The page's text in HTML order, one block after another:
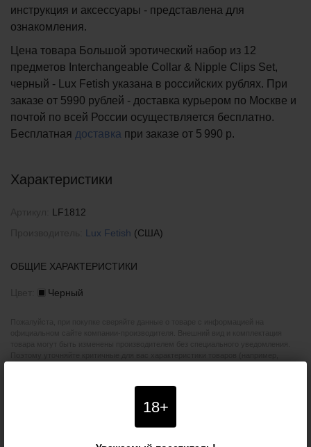
18+
инструкция и аксессуары - представлена для
ознакомления.
Цена товара Большой эротический набор из 12
предметов Interchangeable Collar & Nipple Clips Set,
черный - Lux Fetish указана в российских рублях. При
заказе от 5990 рублей - доставка курьером по Москве и
почтой по всей России осуществляется бесплатно.
Бесплатная доставка при заказе от 5 990 р.
Характеристики
LF1812
Lux Fetish (США)
ОБЩИЕ ХАРАКТЕРИСТИКИ
Черный